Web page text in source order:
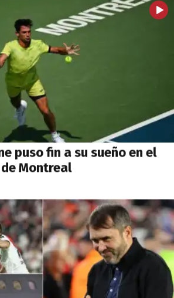
puso fin a su sueño en el
Montreal